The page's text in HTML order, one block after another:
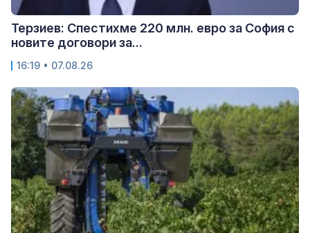
Терзиев: Спестихме 220 млн. евро за София с
новите договори за...
16:19 • 07.08.26